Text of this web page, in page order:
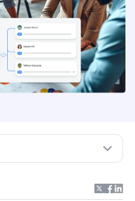
yang Jelas